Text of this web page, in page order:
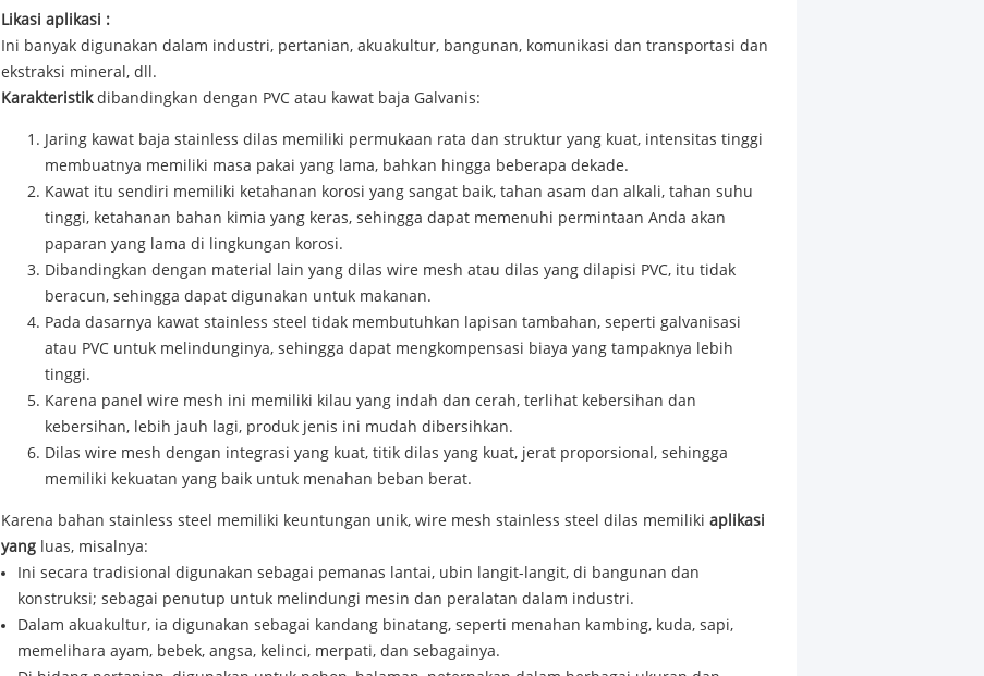
Likasi aplikasi :
Ini banyak digunakan dalam industri, pertanian, akuakultur, bangunan, komunikasi dan transportasi dan
ekstraksi mineral, dll.
Karakteristikdibandingkan dengan PVC atau kawat baja Galvanis:
Jaring kawat baja stainless dilas memiliki permukaan rata dan struktur yang kuat, intensitas tinggi
membuatnya memiliki masa pakai yang lama, bahkan hingga beberapa dekade.
Kawat itu sendiri memiliki ketahanan korosi yang sangat baik, tahan asam dan alkali, tahan suhu
tinggi, ketahanan bahan kimia yang keras, sehingga dapat memenuhi permintaan Anda akan
paparan yang lama di lingkungan korosi.
Dibandingkan dengan material lain yang dilas wire mesh atau dilas yang dilapisi PVC, itu tidak
beracun, sehingga dapat digunakan untuk makanan.
Pada dasarnya kawat stainless steel tidak membutuhkan lapisan tambahan, seperti galvanisasi
atau PVC untuk melindunginya, sehingga dapat mengkompensasi biaya yang tampaknya lebih
tinggi.
Karena panel wire mesh ini memiliki kilau yang indah dan cerah, terlihat kebersihan dan
kebersihan, lebih jauh lagi, produk jenis ini mudah dibersihkan.
Dilas wire mesh dengan integrasi yang kuat, titik dilas yang kuat, jerat proporsional, sehingga
memiliki kekuatan yang baik untuk menahan beban berat.
Karena bahan stainless steel memiliki keuntungan unik, wire mesh stainless steel dilas memiliki aplikasi
yang luas, misalnya:
Ini secara tradisional digunakan sebagai pemanas lantai, ubin langit-langit, di bangunan dan
konstruksi; sebagai penutup untuk melindungi mesin dan peralatan dalam industri.
Dalam akuakultur, ia digunakan sebagai kandang binatang, seperti menahan kambing, kuda, sapi,
memelihara ayam, bebek, angsa, kelinci, merpati, dan sebagainya.